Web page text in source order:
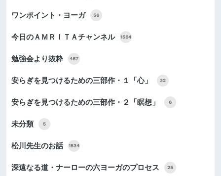
ワンポイント・ヨーガ 56
今日のＡＭＲＩＴＡチャンネル 1564
勉強会より抜粋 487
安らぎを見つけるための三部作・１「心」 32
安らぎを見つけるための三部作・２「瞑想」 6
未分類 5
松川先生のお話 1534
深遠なる道・ナーローの六ヨーガのプロセス 25